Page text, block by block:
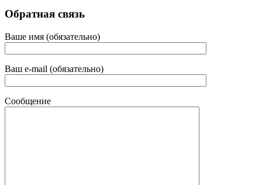
Обратная связь
Ваше имя (обязательно)
Ваш e-mail (обязательно)
Сообщение